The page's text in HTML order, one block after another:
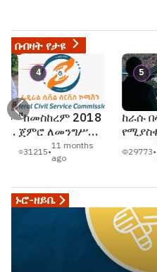
በብዛት የታዩ
4
"ከመስከረም 2018
ጀምሮ ለመንግሥት
ሠራተኛው ተጨማሪ
የደመወዝ ማሻሻያ
ወስኗል"፦ የፌደራል
ሲቪል ሰርቪስ
31215• 11 months
ago
5
ከራሱ
ሠራዊት
29773•
Previous
ኑሮ-ዘይቤ